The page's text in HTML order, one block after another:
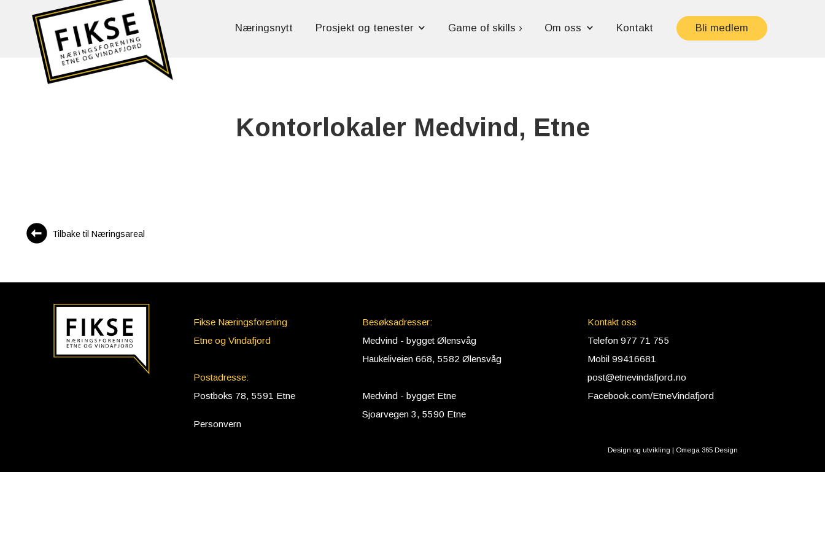
Næringsnytt Prosjekt og tenester Game of skills › Om oss Kontakt Bli medlem
Kontorlokaler Medvind, Etne
Tilbake til Næringsareal
Fikse Næringsforening
Etne og Vindafjord
Postadresse:
Postboks 78, 5591 Etne
Personvern
Besøksadresser:
Medvind - bygget Ølensvåg
Haukeliveien 668, 5582 Ølensvåg
Medvind - bygget Etne
Sjoarvegen 3, 5590 Etne
Kontakt oss
Telefon 977 71 755
Mobil 99416681
post@etnevindafjord.no
Facebook.com/EtneVindafjord
Design og utvikling | Omega 365 Design